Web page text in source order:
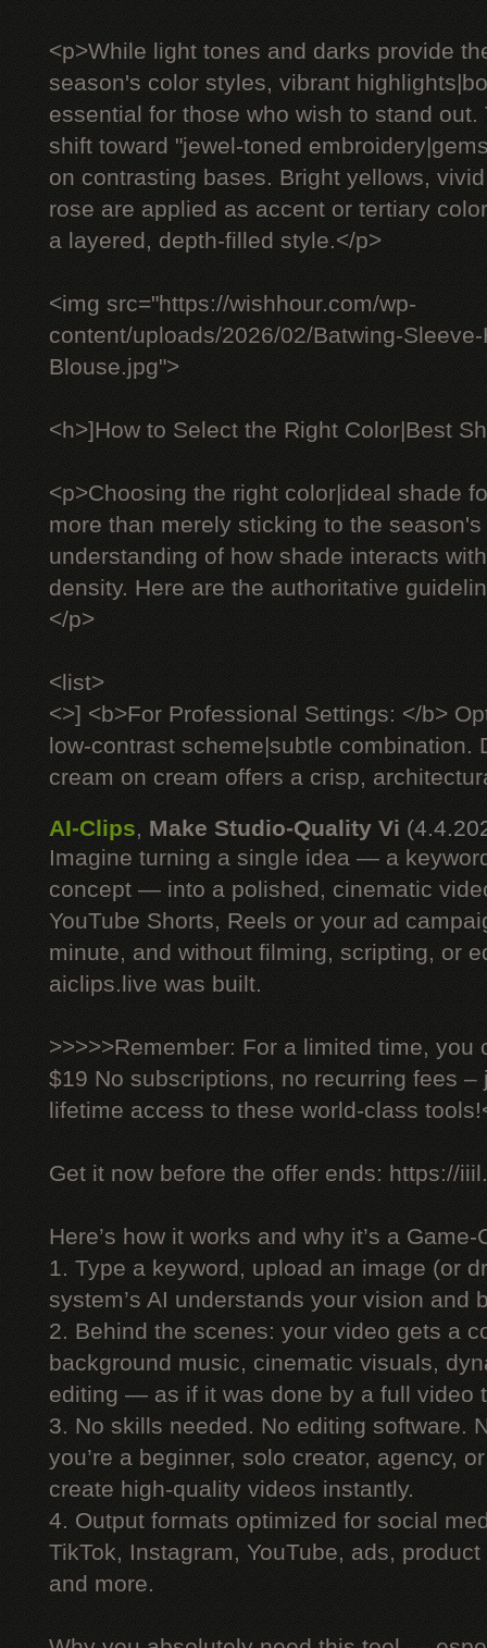
<p>While light tones and darks provide
season's color styles, vibrant
essential for those who wish to stand
shift toward "jewel-toned
on contrasting bases. Bright yellows,
rose are applied as accent or tertiary
a layered, depth-filled style.</p>
<img src="https://wishhour.com/wp-
content/uploads/2026/02/Batwing-
Blouse.jpg">
<h>]How to Select the Right Color|Best
<p>Choosing the right color|ideal shade
more than merely sticking to the
understanding of how shade interacts
density. Here are the authoritative
</p>
<list>
<>] <b>For Professional Settings: </b>
low-contrast scheme|subtle combination.
cream on cream offers a crisp,
AI-Clips, Make Studio-Quality Vi
Imagine turning a single idea — a
concept — into a polished, cinematic
YouTube Shorts, Reels or your ad
minute, and without filming, scripting, or
aiclips.live was built.
>>>>>Remember: For a limited time, you
$19 No subscriptions, no recurring fees –
lifetime access to these world-class
Get it now before the offer ends: https://
Here’s how it works and why it’s a Game-
1. Type a keyword, upload an image (or
system’s AI understands your vision and
2. Behind the scenes: your video gets a
background music, cinematic visuals,
editing — as if it was done by a full video
3. No skills needed. No editing software.
you’re a beginner, solo creator, agency,
create high-quality videos instantly.
4. Output formats optimized for social
TikTok, Instagram, YouTube, ads,
and more.